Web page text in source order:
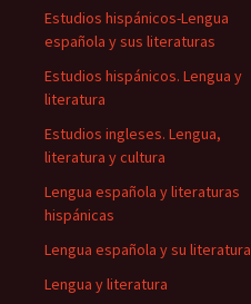
Estudios hispánicos-Lengua
española y sus literaturas
Estudios hispánicos. Lengua y
literatura
Estudios ingleses. Lengua,
literatura y cultura
Lengua española y literaturas
hispánicas
Lengua española y su literatura
Lengua y literatura